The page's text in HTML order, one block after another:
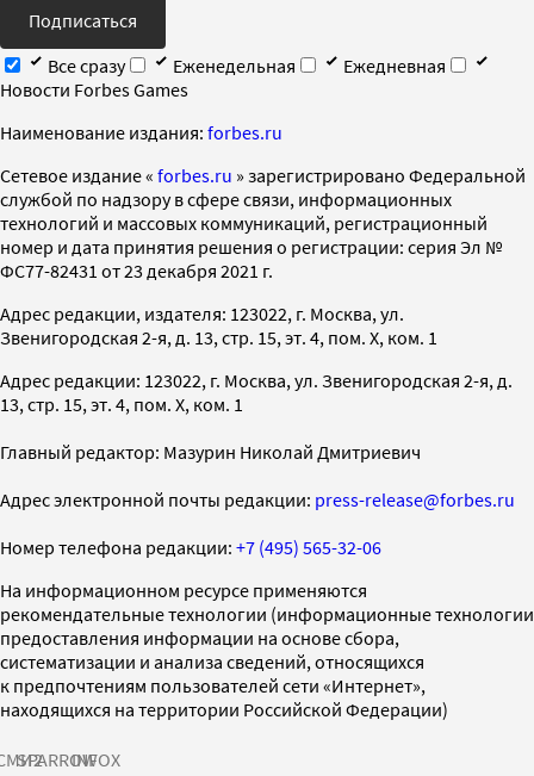
Подписаться
Все сразу
Еженедельная
Ежедневная
Новости Forbes Games
Наименование издания: forbes.ru
Cетевое издание « forbes.ru » зарегистрировано Федеральной
службой по надзору в сфере связи, информационных
технологий и массовых коммуникаций, регистрационный
номер и дата принятия решения о регистрации: серия Эл №
ФС77-82431 от 23 декабря 2021 г.
Адрес редакции, издателя: 123022, г. Москва, ул.
Звенигородская 2-я, д. 13, стр. 15, эт. 4, пом. X, ком. 1
Адрес редакции: 123022, г. Москва, ул. Звенигородская 2-я, д.
13, стр. 15, эт. 4, пом. X, ком. 1
Главный редактор: Мазурин Николай Дмитриевич
Адрес электронной почты редакции: press-release@forbes.ru
Номер телефона редакции: +7 (495) 565-32-06
На информационном ресурсе применяются
рекомендательные технологии (информационные технологии
предоставления информации на основе сбора,
систематизации и анализа сведений, относящихся
к предпочтениям пользователей сети «Интернет»,
находящихся на территории Российской Федерации)
SPARROWINFOX